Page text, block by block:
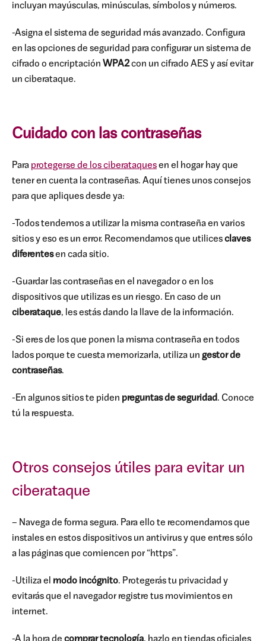
incluyan mayúsculas, minúsculas, símbolos y números.
-Asigna el sistema de seguridad más avanzado. Configura
en las opciones de seguridad para configurar un sistema de
cifrado o encriptación WPA2con un cifrado AES y así evitar
un ciberataque.
Cuidado con las contraseñas
Para protegerse de los ciberataquesen el hogar hay que
tener en cuenta la contraseñas. Aquí tienes unos consejos
para que apliques desde ya:
-Todos tendemos a utilizar la misma contraseña en varios
sitios y eso es un error. Recomendamos que utilicesclaves
diferentesen cada sitio.
-Guardar las contraseñas en el navegador o en los
dispositivos que utilizas es un riesgo. En caso de un
ciberataque, les estás dando la llave de la información.
-Si eres de los que ponen la misma contraseña en todos
lados porque te cuesta memorizarla, utiliza un gestor de
contraseñas.
-En algunos sitios te piden preguntas de seguridad. Conoce
tú la respuesta.
Otros consejos útiles para evitar un
ciberataque
– Navega de forma segura. Para ello te recomendamos que
instales en estos dispositivos un antivirus y que entres sólo
a las páginas que comiencen por “https”.
-Utiliza el modo incógnito. Protegerás tu privacidad y
evitarás que el navegador registre tus movimientos en
internet.